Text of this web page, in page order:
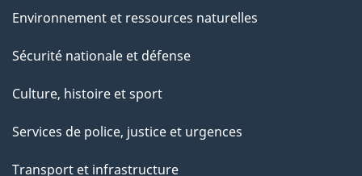
Environnement et ressources naturelles
Sécurité nationale et défense
Culture, histoire et sport
Services de police, justice et urgences
Transport et infrastructure